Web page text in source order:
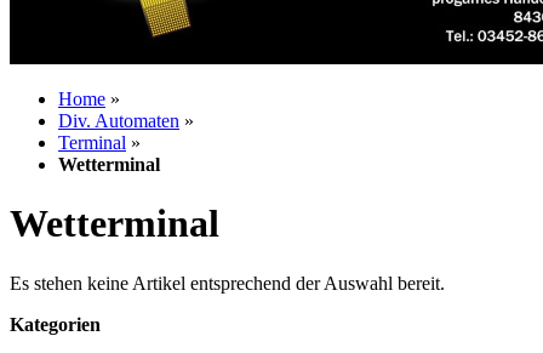
Home »
Div. Automaten »
Terminal »
Wetterminal
Wetterminal
Es stehen keine Artikel entsprechend der Auswahl bereit.
Kategorien